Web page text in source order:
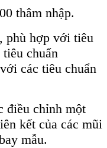
thâm nhập.
phù hợp với tiêu
chuẩn
các tiêu chuẩn
điều chỉnh một
kết của các mũi
mẫu.